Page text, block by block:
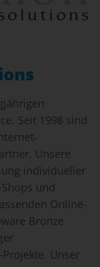
Seit 1998 sind
Unsere
individueller
und
Online-
Bronze
Unser